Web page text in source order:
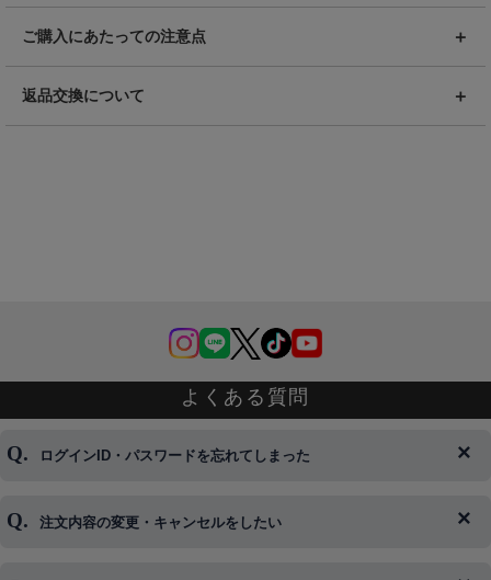
ご購入にあたっての注意点
返品交換について
よくある質問
ログインID・パスワードを忘れてしまった
◆下記ページより、ログインIDの変更が可能です。
注文内容の変更・キャンセルをしたい